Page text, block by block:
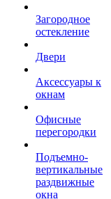
Загородное
остекление
Двери
Аксессуары к
окнам
Офисные
перегородки
Подъемно-
вертикальные
раздвижные
окна